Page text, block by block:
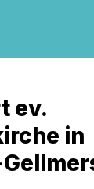
ev.
in